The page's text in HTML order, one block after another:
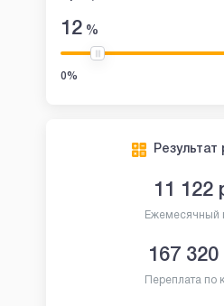
12%
0%
Результат
11 122
Ежемесячный
167 320
Переплата по